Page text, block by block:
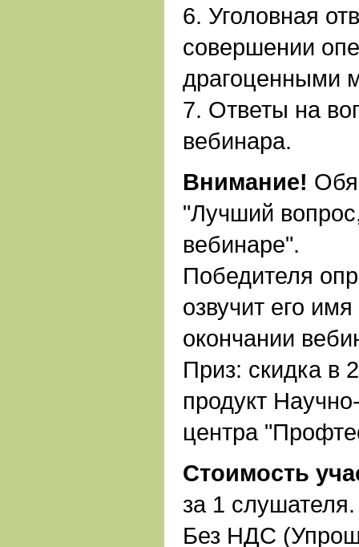
6. Уголовная
совершении
драгоценными
7. Ответы на
вебинара.
Внимание!
"Лучший
вебинаре".
Победителя
озвучит его
окончании
Приз: скидка в
продукт
центра
Стоимость
за 1 слушателя.
Без НДС